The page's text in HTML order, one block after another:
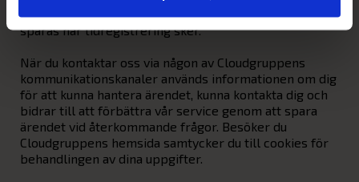
har aktiverat det så godkänner du att platsen kan
sparas när tidregistrering sker.
När du kontaktar oss via någon av Cloudgruppens
kommunikationskanaler används informationen om dig
för att kunna hantera ärendet, kunna kontakta dig och
bidrar till att förbättra vår service genom att spara
ärendet vid återkommande frågor. Besöker du
Cloudgruppens hemsida samtycker du till cookies för
behandlingen av dina uppgifter.